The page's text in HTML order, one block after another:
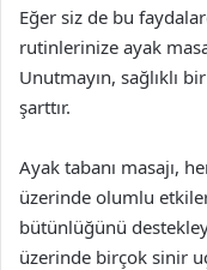
Eğer siz de bu
rutinlerinize ayak
Unutmayın, sağlıklı
şarttır.
Ayak tabanı masajı,
üzerinde olumlu
bütünlüğünü
üzerinde birçok sinir